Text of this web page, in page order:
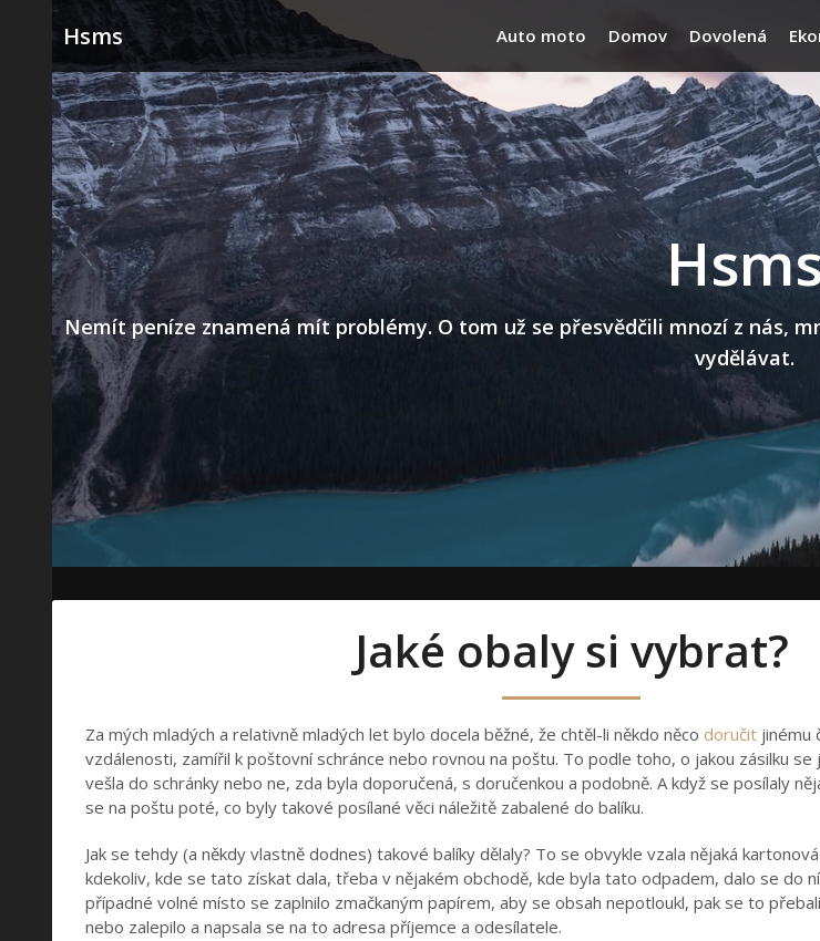
to
content
Hsms Auto moto Domov Dovolená
Nemít peníze znamená mít problémy. O tom už se přesvědčili mnozí z nás,
vydělávat.
Jaké obaly si vybrat?
Za mých mladých a relativně mladých let bylo docela běžné, že chtěl-li někdo něco doručit jinému
vzdálenosti, zamířil k poštovní schránce nebo rovnou na poštu. To podle toho, o jakou zásilku
vešla do schránky nebo ne, zda byla doporučená, s doručenkou a podobně. A když se posílaly
se na poštu poté, co byly takové posílané věci náležitě zabalené do balíku.
Jak se tehdy (a někdy vlastně dodnes) takové balíky dělaly? To se obvykle vzala nějaká
kdekoliv, kde se tato získat dala, třeba v nějakém obchodě, kde byla tato odpadem, dalo se do
případné volné místo se zaplnilo zmačkaným papírem, aby se obsah nepotloukl, pak se to
nebo zalepilo a napsala se na to adresa příjemce a odesílatele.